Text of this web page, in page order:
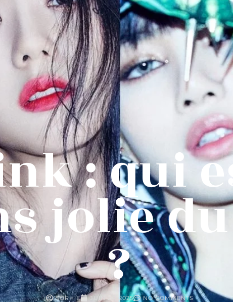
: qui
jolie
?
SOPHIE JUIN 24, 2025 NO COMMENTS